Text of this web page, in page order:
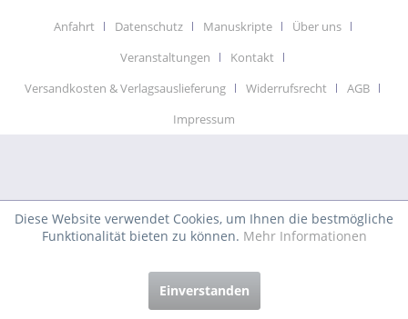
Anfahrt Datenschutz Manuskripte
Über uns
Veranstaltungen
Kontakt
Versandkosten & Verlagsauslieferung
Widerrufsrecht
AGB
Impressum
Diese Website verwendet Cookies, um Ihnen die bestmögliche
Funktionalität bieten zu können. Mehr Informationen
Einverstanden